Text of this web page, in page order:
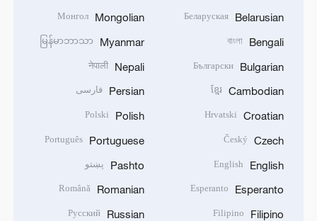
Belarusian
Беларуская
Bengali
বাংলা
Bulgarian
Български
Cambodian
ខ្មែរ
Croatian
Hrvatski
Czech
Český
English
English
Esperanto
Esperanto
Filipino
Filipino
Mongolian
Монгол
Myanmar
မြန်မာဘာသာ
Nepali
नेपाली
Persian فارسی
Polish
Polski
Portuguese
Português
Pashto پښتو
Romanian
Română
Russian
Русский